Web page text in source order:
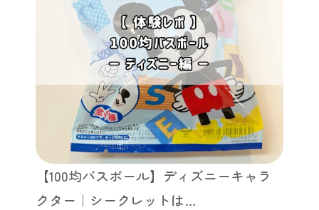
【100均バスボール】ディズニーキャラ
クター｜シークレットは…